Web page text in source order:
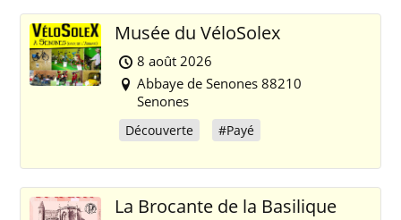
Musée du VéloSolex
8 août 2026
Abbaye de Senones 88210
Senones
Découverte #Payé
La Brocante de la Basilique